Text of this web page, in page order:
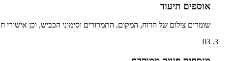
אוספים תיעוד
שומרים צילום של הדוח, המקום, התמרורים וסימוני הכביש, וכן אישורי
03